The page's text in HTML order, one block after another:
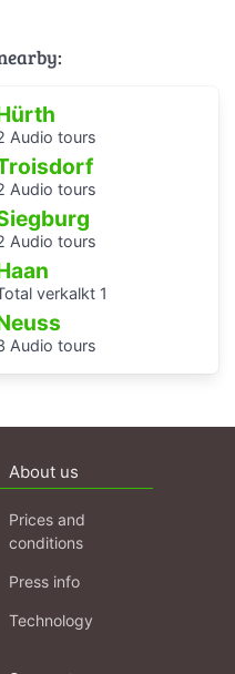
Audio tours
Audio tours
Audio tours
verkalkt 1
Audio tours
About us
Prices and
conditions
Press info
Technology